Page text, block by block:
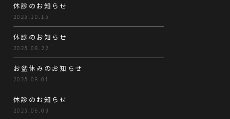
休診のお知らせ
2025.10.15
休診のお知らせ
2025.08.22
お盆休みのお知らせ
2025.08.01
休診のお知らせ
2025.06.03